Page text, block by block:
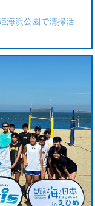
海浜公園で清掃活